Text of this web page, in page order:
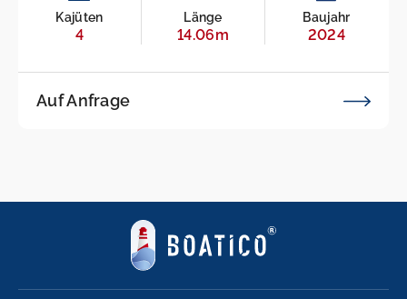
Kajüten
4
Länge
14.06m
Baujahr
2024
Auf Anfrage